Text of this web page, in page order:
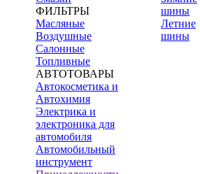
ФИЛЬТРЫ
Масляные
Воздушные
Салонные
Топливные
АВТОТОВАРЫ
Автокосметика и
Автохимия
Электрика и
электроника для
автомобиля
Автомобильный
инструмент
шины
Летние
шины